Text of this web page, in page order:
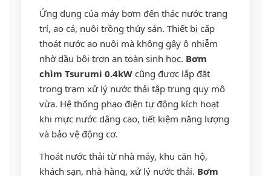
Ứng dụng của máy bơm đến thác nước trang
trí, ao cá, nuôi trồng thủy sản. Thiết bị cấp
thoát nước ao nuôi mà không gây ô nhiễm
nhờ dầu bôi trơn an toàn sinh học. Bơm
chìm Tsurumi 0.4kW cũng được lắp đặt
trong trạm xử lý nước thải tập trung quy mô
vừa. Hệ thống phao điện tự động kích hoạt
khi mực nước dâng cao, tiết kiệm năng lượng
và bảo vệ động cơ.
Thoát nước thải từ nhà máy, khu căn hộ,
khách sạn, nhà hàng, xử lý nước thải. Bơm